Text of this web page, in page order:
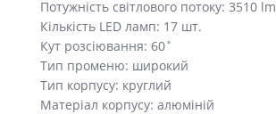
Потужність світлового потоку: 3510 lm
Кількість LED ламп: 17 шт.
Кут розсіювання: 60˚
Тип променю: широкий
Тип корпусу: круглий
Матеріал корпусу: алюміній